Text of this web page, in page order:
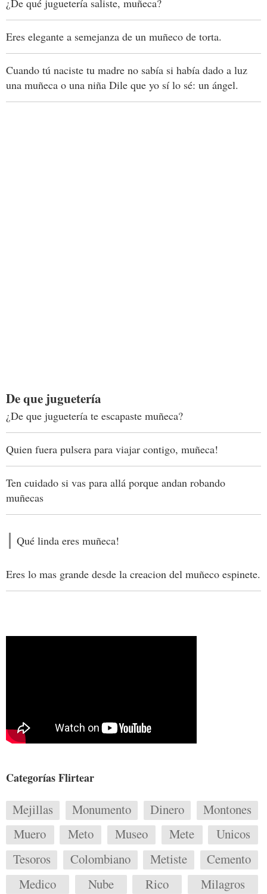
¿De qué juguetería saliste, muñeca?
Eres elegante a semejanza de un muñeco de torta.
Cuando tú naciste tu madre no sabía si había dado a luz
una muñeca o una niña Dile que yo sí lo sé: un ángel.
De que juguetería
¿De que juguetería te escapaste muñeca?
Quien fuera pulsera para viajar contigo, muñeca!
Ten cuidado si vas para allá porque andan robando
muñecas
Qué linda eres muñeca!
Eres lo mas grande desde la creacion del muñeco espinete.
Categorías Flirtear
Mejillas Monumento Dinero
Montones
Muero
Meto Museo Mete
Unicos
Tesoros
Colombiano Metiste
Cemento
Medico
Nube Rico Milagros